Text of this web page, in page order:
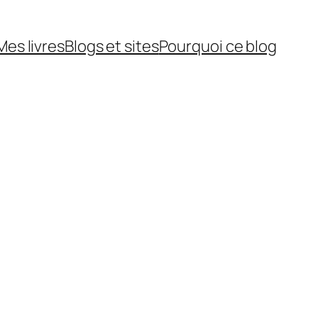
livresBlogs et sitesPourquoi ce blog